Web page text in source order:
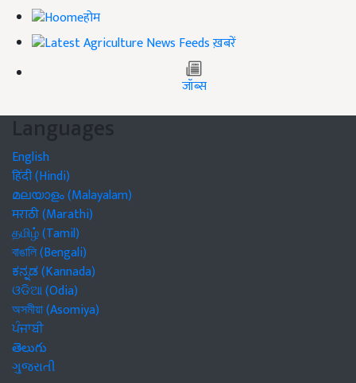
होम
ख़बरें
जॉब्स
Languages
English
हिंदी (Hindi)
മലയാളം (Malayalam)
मराठी (Marathi)
தமிழ் (Tamil)
বাঙালি (Bengali)
ಕನ್ನಡ (Kannada)
ଓଡିଆ (Odia)
অসমীয়া (Asomiya)
ਪੰਜਾਬੀ
తెలుగు
ગુજરાતી